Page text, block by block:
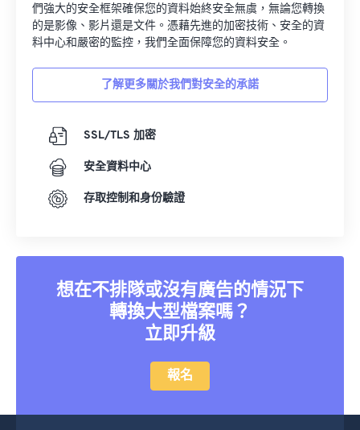
們強大的安全框架確保您的資料始終安全無虞，無論您轉換
的是影像、影片還是文件。憑藉先進的加密技術、安全的資
料中心和嚴密的監控，我們全面保障您的資料安全。
了解更多關於我們對安全的承諾
SSL/TLS 加密
安全資料中心
存取控制和身份驗證
想在不排隊或沒有廣告的情況下
轉換大型檔案嗎？
立即升級
報名